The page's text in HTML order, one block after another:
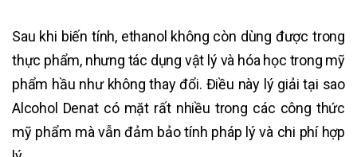
Sau khi biến tính, ethanol không còn dùng được trong
thực phẩm, nhưng tác dụng vật lý và hóa học trong mỹ
phẩm hầu như không thay đổi. Điều này lý giải tại sao
Alcohol Denat có mặt rất nhiều trong các công thức
mỹ phẩm mà vẫn đảm bảo tính pháp lý và chi phí hợp